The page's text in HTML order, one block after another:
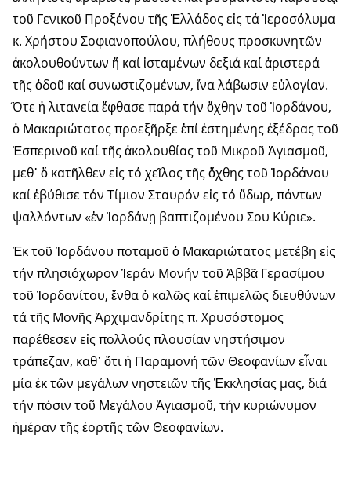
τοῦ Γενικοῦ Προξένου τῆς Ἑλλάδος εἰς τά Ἱεροσόλυμα
κ. Χρήστου Σοφιανοπούλου, πλήθους προσκυνητῶν
ἀκολουθούντων ἤ καί ἱσταμένων δεξιά καί ἀριστερά
τῆς ὁδοῦ καί συνωστιζομένων, ἵνα λάβωσιν εὐλογίαν.
Ὅτε ἡ λιτανεία ἔφθασε παρά τήν ὄχθην τοῦ Ἰορδάνου,
ὁ Μακαριώτατος προεξῆρξε ἐπί ἐστημένης ἐξέδρας τοῦ
Ἑσπερινοῦ καί τῆς ἀκολουθίας τοῦ Μικροῦ Ἁγιασμοῦ,
μεθ᾽ ὅ κατῆλθεν εἰς τό χεῖλος τῆς ὄχθης τοῦ Ἰορδάνου
καί ἐβύθισε τόν Τίμιον Σταυρόν εἰς τό ὕδωρ, πάντων
ψαλλόντων «ἐν Ἰορδάνῃ βαπτιζομένου Σου Κύριε».
Ἐκ τοῦ Ἰορδάνου ποταμοῦ ὁ Μακαριώτατος μετέβη εἰς
τήν πλησιόχωρον Ἱεράν Μονήν τοῦ Ἀββᾶ Γερασίμου
τοῦ Ἰορδανίτου, ἔνθα ὁ καλῶς καί ἐπιμελῶς διευθύνων
τά τῆς Μονῆς Ἀρχιμανδρίτης π. Χρυσόστομος
παρέθεσεν εἰς πολλούς πλουσίαν νηστήσιμον
τράπεζαν, καθ᾽ ὅτι ἡ Παραμονή τῶν Θεοφανίων εἶναι
μία ἐκ τῶν μεγάλων νηστειῶν τῆς Ἐκκλησίας μας, διά
τήν πόσιν τοῦ Μεγάλου Ἁγιασμοῦ, τήν κυριώνυμον
ἡμέραν τῆς ἑορτῆς τῶν Θεοφανίων.